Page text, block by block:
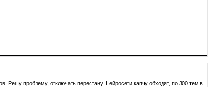
Решу проблему, отключать перестану. Нейросети капчу обходят, по 300 тем в